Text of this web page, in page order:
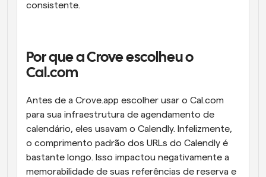
consistente.
Por que a Crove escolheu o
Cal.com
Antes de a Crove.app escolher usar o Cal.com
para sua infraestrutura de agendamento de
calendário, eles usavam o Calendly. Infelizmente,
o comprimento padrão dos URLs do Calendly é
bastante longo. Isso impactou negativamente a
memorabilidade de suas referências de reserva e